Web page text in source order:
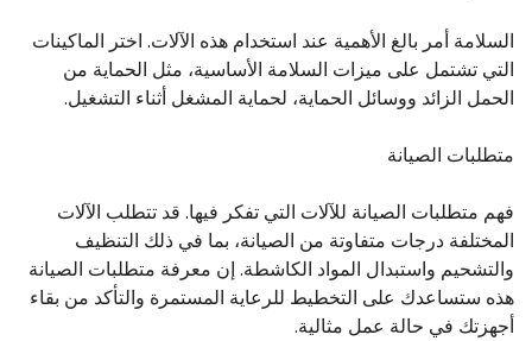
السلامة أمر بالغ الأهمية عند استخدام هذه الآلات. اختر الماكينات
التي تشتمل على ميزات السلامة الأساسية، مثل الحماية من
الحمل الزائد ووسائل الحماية، لحماية المشغل أثناء التشغيل.
متطلبات الصيانة
فهم متطلبات الصيانة للآلات التي تفكر فيها. قد تتطلب الآلات
المختلفة درجات متفاوتة من الصيانة، بما في ذلك التنظيف
والتشحيم واستبدال المواد الكاشطة. إن معرفة متطلبات الصيانة
هذه ستساعدك على التخطيط للرعاية المستمرة والتأكد من بقاء
أجهزتك في حالة عمل مثالية.